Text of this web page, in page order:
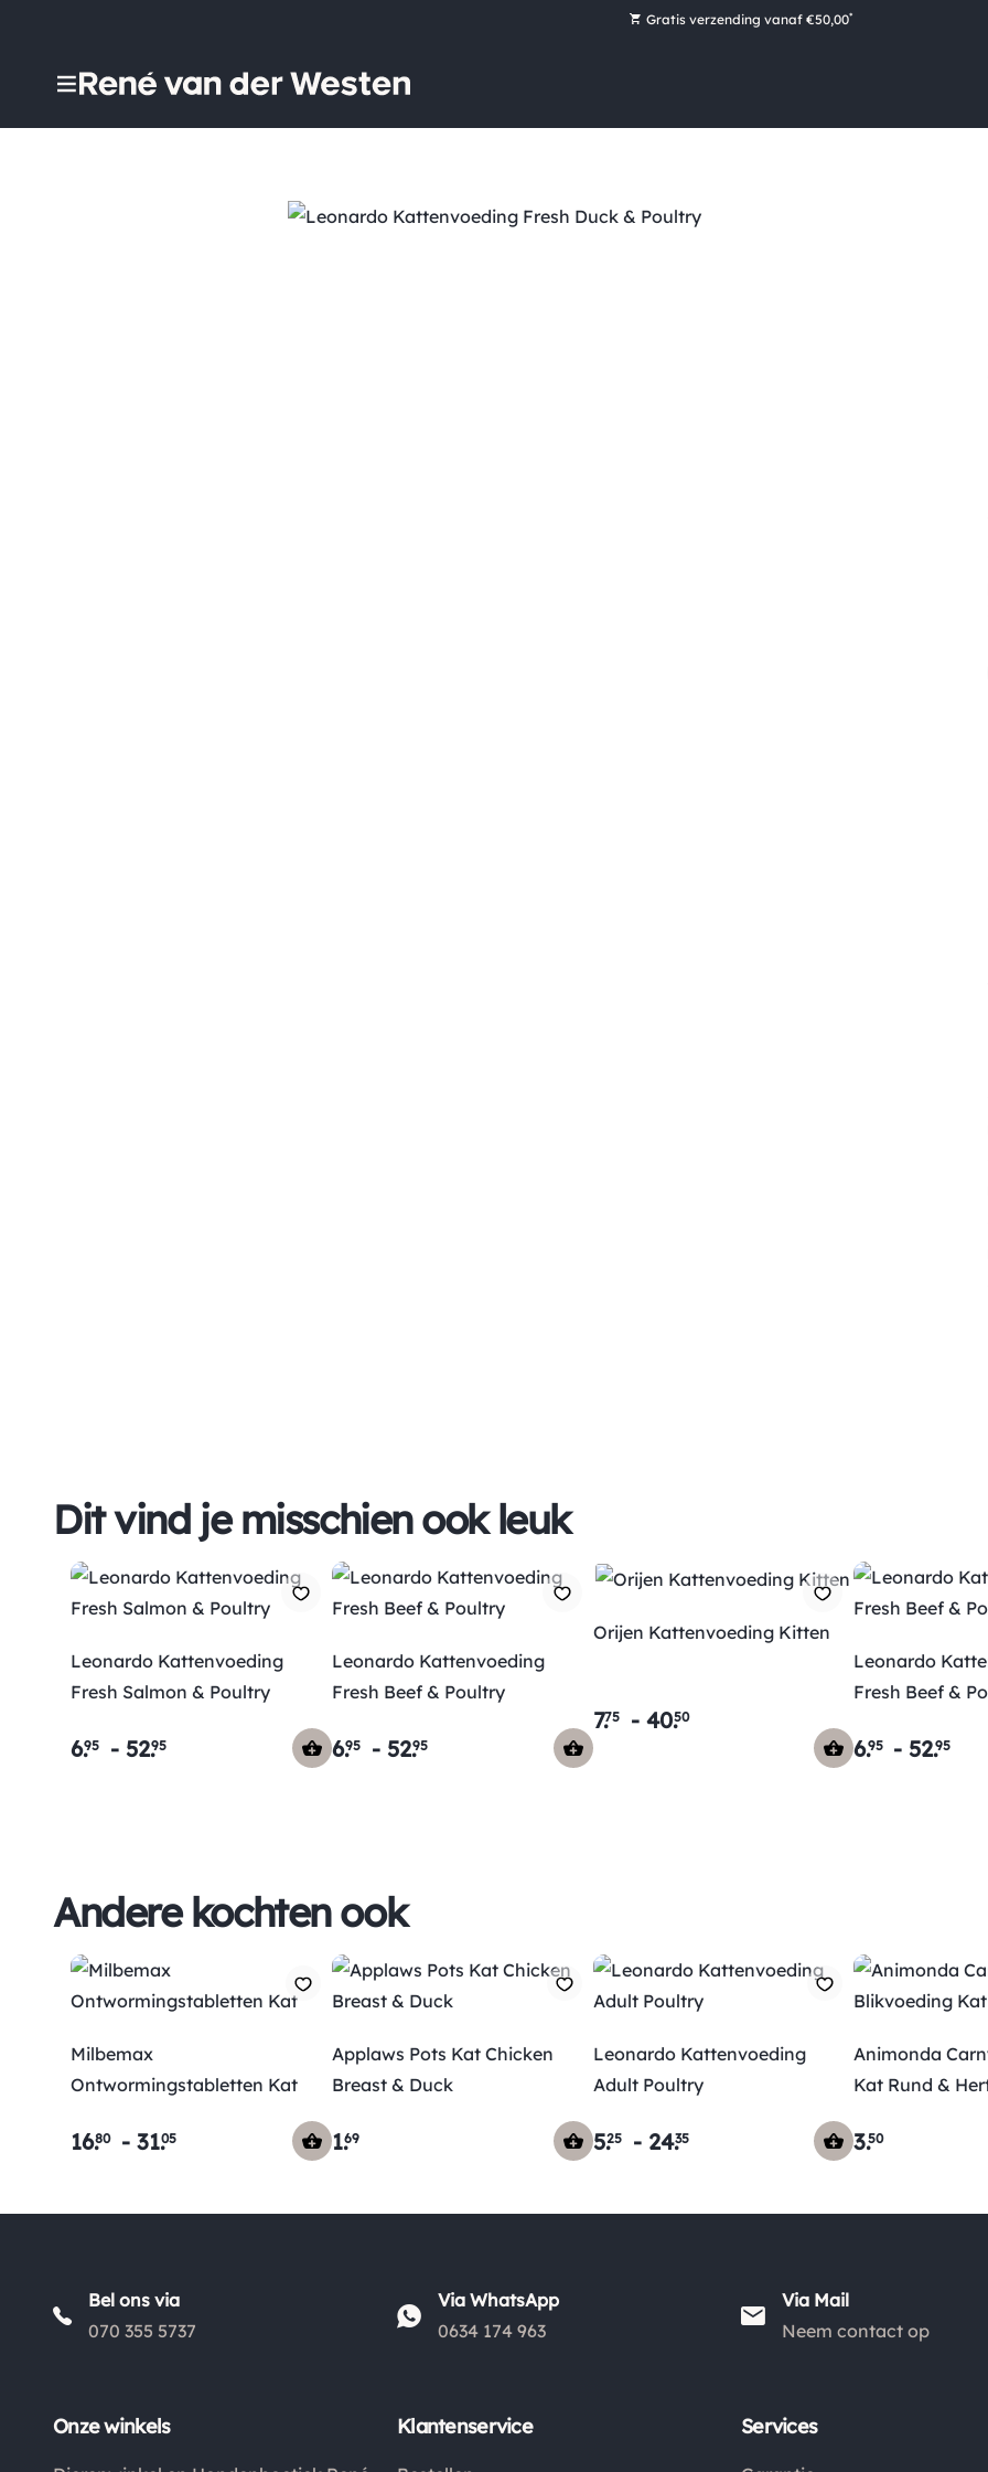
Gratis verzending vanaf €50,00*
Dit vind je misschien ook leuk
Leonardo Kattenvoeding
Fresh Salmon & Poultry
6.95 - 52.95
Leonardo Kattenvoeding
Fresh Beef & Poultry
6.95 - 52.95
Orijen Kattenvoeding Kitten
7.75 - 40.50
Leonardo
Fresh Beef &
6.95 -52.95
Andere kochten ook
Milbemax
Ontwormingstabletten Kat
16.80 - 31.05
Applaws Pots Kat Chicken
Breast & Duck
1.69
Leonardo Kattenvoeding
Adult Poultry
5.25 - 24.35
Animonda
Kat Rund &
3.50
Bel ons via
070 355 5737
Via WhatsApp
0634 174 963
Via Mail
Neem contact op
Onze winkels Klantenservice Services